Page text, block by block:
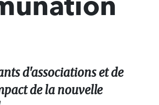
d'associations et de
de la nouvelle